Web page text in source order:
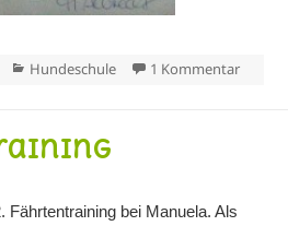
Kategorien
Hundeschule 1 Kommentarzu
Fährtentraining bei Manuela. Als